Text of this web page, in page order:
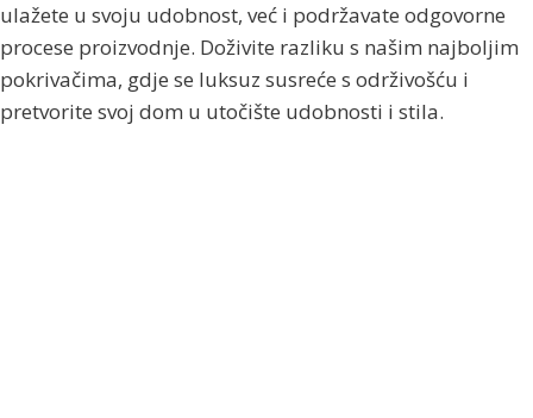
ulažete u svoju udobnost, već i podržavate odgovorne
procese proizvodnje. Doživite razliku s našim najboljim
pokrivačima, gdje se luksuz susreće s održivošću i
pretvorite svoj dom u utočište udobnosti i stila.